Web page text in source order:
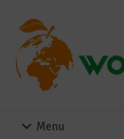
Menu